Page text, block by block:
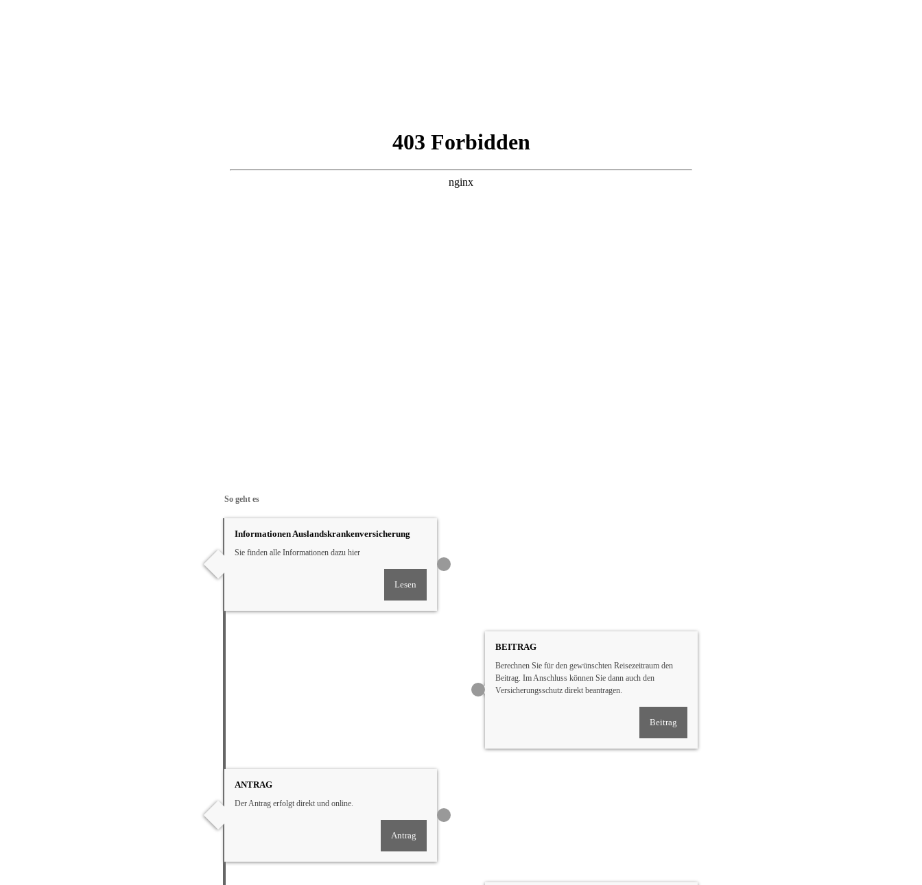
So geht es
Informationen Auslandskrankenversicherung
Sie finden alle Informationen dazu hier
Lesen
BEITRAG
Berechnen Sie für den gewünschten Reisezeitraum den
Beitrag. Im Anschluss können Sie dann auch den
Versicherungsschutz direkt beantragen.
Beitrag
ANTRAG
Der Antrag erfolgt direkt und online.
Antrag